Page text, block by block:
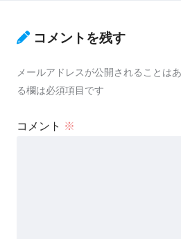
コメントを残す
メールアドレスが公開されることはあ
る欄は必須項目です
コメント ※